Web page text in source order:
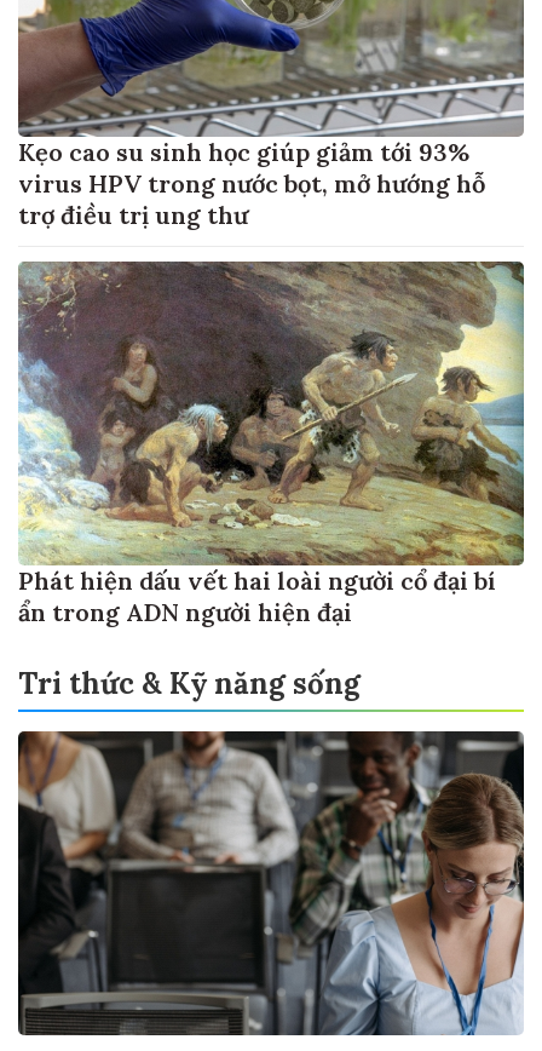
Kẹo cao su sinh học giúp giảm tới 93%
virus HPV trong nước bọt, mở hướng hỗ
trợ điều trị ung thư
Phát hiện dấu vết hai loài người cổ đại bí
ẩn trong ADN người hiện đại
Tri thức & Kỹ năng sống